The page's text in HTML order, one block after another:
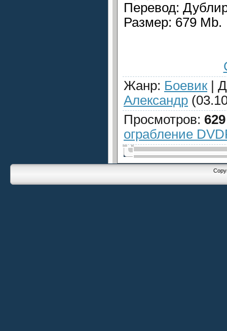
Перевод:
Размер: 679 Mb.
Жанр: Боевик |
Александр
Просмотров: 629
ограбление